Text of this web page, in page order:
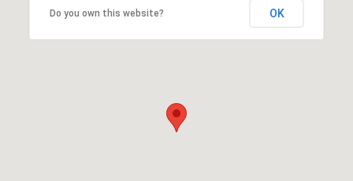
Do you own this website? OK